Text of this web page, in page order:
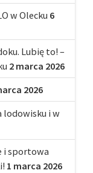
w Olecku 6
Lubię to! –
2 marca 2026
2026
lodowisku i w
i sportowa
1 marca 2026